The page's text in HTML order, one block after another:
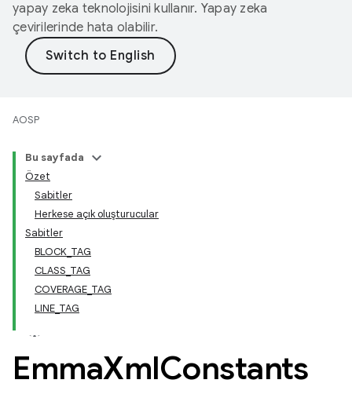
yapay zeka teknolojisini kullanır. Yapay zeka
çevirilerinde hata olabilir.
AOSP
Bu sayfada
Özet
Sabitler
Herkese açık oluşturucular
Sabitler
BLOCK_TAG
CLASS_TAG
COVERAGE_TAG
LINE_TAG
EmmaXmlConstants